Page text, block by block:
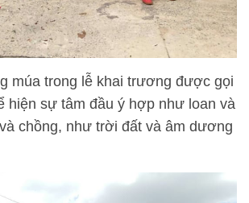
múa trong lễ khai trương được gọi
hiện sự tâm đầu ý hợp như loan và
chồng, như trời đất và âm dương